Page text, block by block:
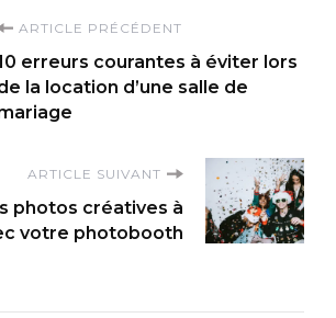
ARTICLE PRÉCÉDENT
erreurs courantes à éviter lors
la location d’une salle de
ARTICLE SUIVANT
photos créatives à
votre photobooth